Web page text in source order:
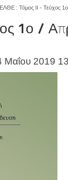
ΕΛΘΕ : Τόμος II - Τεύχος 1ο
1ο /
Μαΐου 2019